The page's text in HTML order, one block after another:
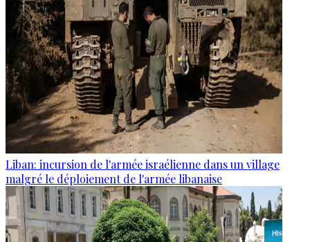
Liban: incursion de l'armée israélienne dans un village
malgré le déploiement de l'armée libanaise